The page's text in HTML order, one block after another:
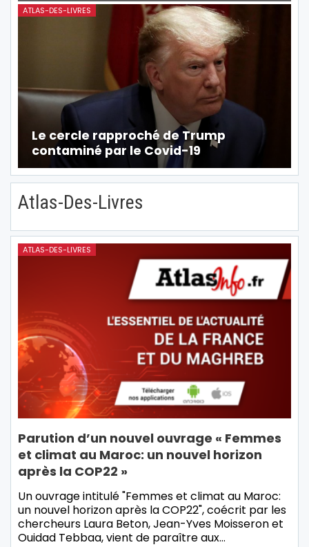
ATLAS-DES-LIVRES
Le cercle rapproché de Trump
contaminé par le Covid-19
Atlas-Des-Livres
ATLAS-DES-LIVRES
Parution d’un nouvel ouvrage « Femmes
et climat au Maroc: un nouvel horizon
après la COP22 »
Un ouvrage intitulé "Femmes et climat au Maroc:
un nouvel horizon après la COP22", coécrit par les
chercheurs Laura Beton, Jean-Yves Moisseron et
Ouidad Tebbaa, vient de paraître aux…